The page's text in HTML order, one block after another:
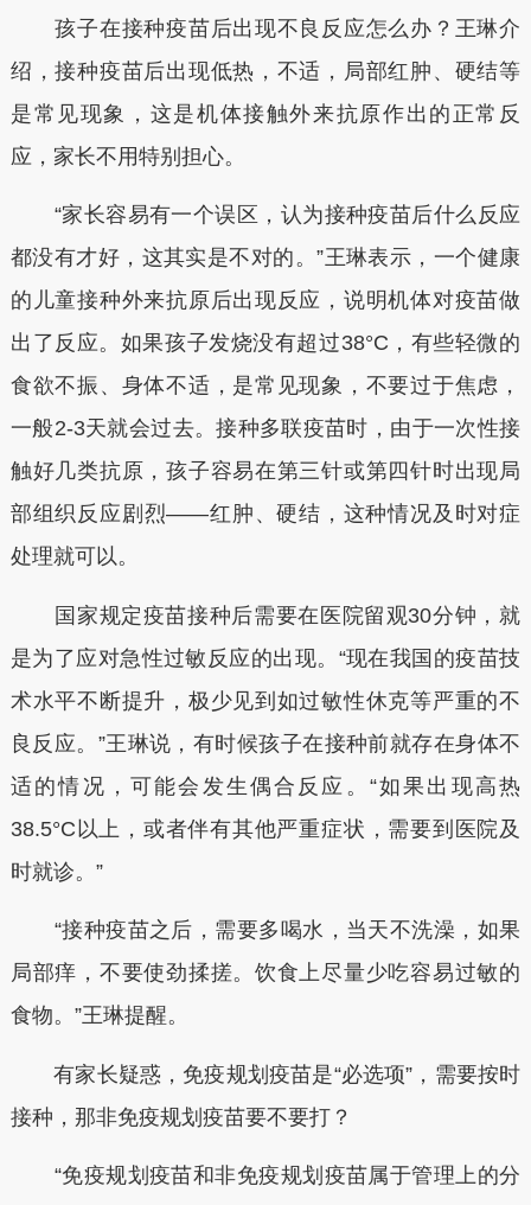
孩子在接种疫苗后出现不良反应怎么办？王琳介
绍，接种疫苗后出现低热，不适，局部红肿、硬结等
是常见现象，这是机体接触外来抗原作出的正常反
应，家长不用特别担心。
“家长容易有一个误区，认为接种疫苗后什么反应
都没有才好，这其实是不对的。”王琳表示，一个健康
的儿童接种外来抗原后出现反应，说明机体对疫苗做
出了反应。如果孩子发烧没有超过38°C，有些轻微的
食欲不振、身体不适，是常见现象，不要过于焦虑，
一般2-3天就会过去。接种多联疫苗时，由于一次性接
触好几类抗原，孩子容易在第三针或第四针时出现局
部组织反应剧烈——红肿、硬结，这种情况及时对症
处理就可以。
国家规定疫苗接种后需要在医院留观30分钟，就
是为了应对急性过敏反应的出现。“现在我国的疫苗技
术水平不断提升，极少见到如过敏性休克等严重的不
良反应。”王琳说，有时候孩子在接种前就存在身体不
适的情况，可能会发生偶合反应。“如果出现高热
38.5°C以上，或者伴有其他严重症状，需要到医院及
时就诊。”
“接种疫苗之后，需要多喝水，当天不洗澡，如果
局部痒，不要使劲揉搓。饮食上尽量少吃容易过敏的
食物。”王琳提醒。
有家长疑惑，免疫规划疫苗是“必选项”，需要按时
接种，那非免疫规划疫苗要不要打？
“免疫规划疫苗和非免疫规划疫苗属于管理上的分